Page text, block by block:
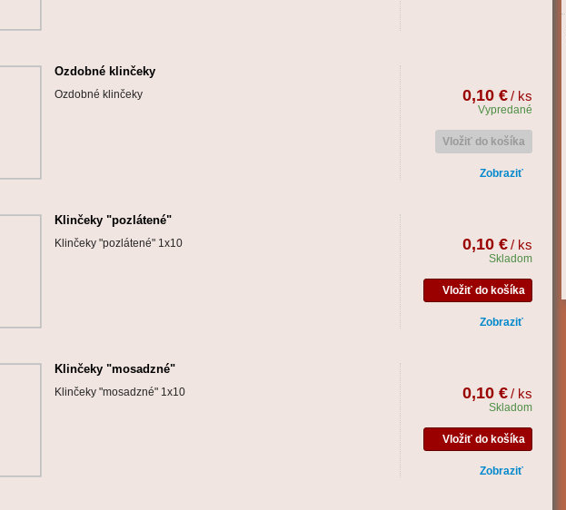
Ozdobné klinčeky
Ozdobné klinčeky 0,10 €/ ks
Vypredané
Vložiť do košíka
Zobraziť
Klinčeky "pozlátené"
Klinčeky "pozlátené" 1x10 0,10 €/ ks
Skladom
Vložiť do košíka
Zobraziť
Klinčeky "mosadzné"
Klinčeky "mosadzné" 1x10 0,10 €/ ks
Skladom
Vložiť do košíka
Zobraziť